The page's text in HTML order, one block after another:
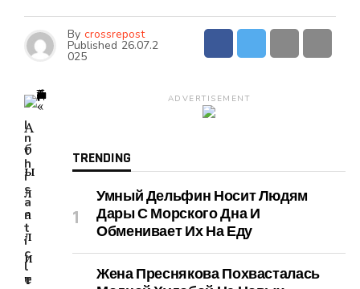
By crossrepost
Published 26.07.2
025
I
n
t
h
i
s
a
r
t
i
c
l
e
ADVERTISEMENT
TRENDING
Умный Дельфин Носит Людям
Дары С Морского Дна И
Обменивает Их На Еду
Жена Преснякова Похвасталась